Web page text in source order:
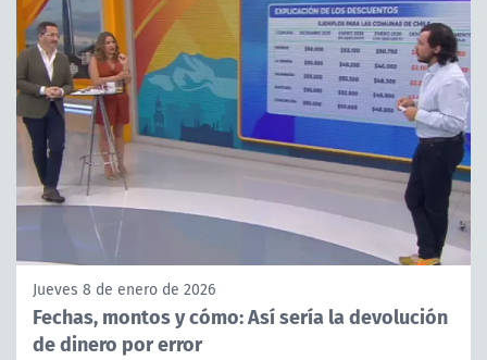
Jueves 8 de enero de 2026
Fechas, montos y cómo: Así sería la devolución
de dinero por error